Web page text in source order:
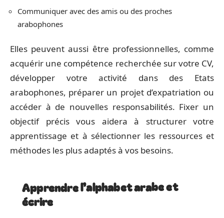
Communiquer avec des amis ou des proches
arabophones
Elles peuvent aussi être professionnelles, comme
acquérir une compétence recherchée sur votre CV,
développer votre activité dans des Etats
arabophones, préparer un projet d’expatriation ou
accéder à de nouvelles responsabilités. Fixer un
objectif précis vous aidera à structurer votre
apprentissage et à sélectionner les ressources et
méthodes les plus adaptés à vos besoins.
Apprendre l’alphabet arabe et
écrire